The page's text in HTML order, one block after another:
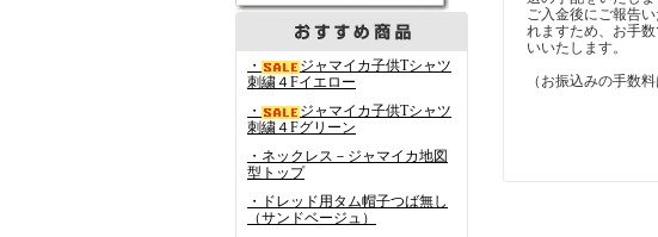
・
ジャマイカ子供Tシャツ
刺繍４Fイエロー
・
ジャマイカ子供Tシャツ
刺繍４Fグリーン
・ネックレス－ジャマイカ地図
型トップ
・ドレッド用タム帽子つば無し
（サンドベージュ）
ご入金後にご報告
れますため、お手
いいたします。
（お振込みの手数